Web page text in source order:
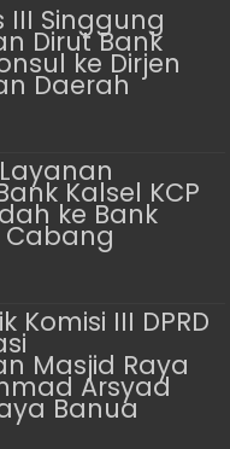
III Singgung
Dirut Bank
ke Dirjen
Daerah
Kalsel KCP
ke Bank
Cabang
Komisi III DPRD
Masjid Raya
Arsyad
Banua